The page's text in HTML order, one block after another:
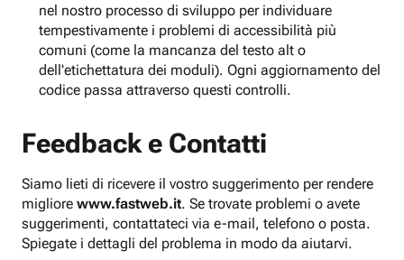
nel nostro processo di sviluppo per individuare
tempestivamente i problemi di accessibilità più
comuni (come la mancanza del testo alt o
dell'etichettatura dei moduli). Ogni aggiornamento del
codice passa attraverso questi controlli.
Feedback e Contatti
Siamo lieti di ricevere il vostro suggerimento per rendere
migliore www.fastweb.it. Se trovate problemi o avete
suggerimenti, contattateci via e-mail, telefono o posta.
Spiegate i dettagli del problema in modo da aiutarvi.